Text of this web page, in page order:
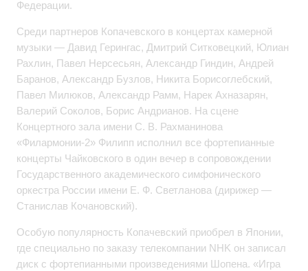
Федерации.
Среди партнеров Копачевского в концертах камерной
музыки — Давид Герингас, Дмитрий Ситковецкий, Юлиан
Рахлин, Павел Нерсесьян, Александр Гиндин, Андрей
Баранов, Александр Бузлов, Никита Борисоглебский,
Павел Милюков, Александр Рамм, Нарек Ахназарян,
Валерий Соколов, Борис Андрианов. На сцене
Концертного зала имени С. В. Рахманинова
«Филармонии-2» Филипп исполнил все фортепианные
концерты Чайковского в один вечер в сопровождении
Государственного академического симфонического
оркестра России имени Е. Ф. Светланова (дирижер —
Станислав Кочановский).
Особую популярность Копачевский приобрел в Японии,
где специально по заказу телекомпании NHK он записал
диск с фортепианными произведениями Шопена. «Игра